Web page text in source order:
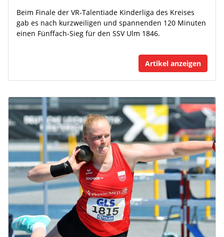
Beim Finale der VR-Talentiade Kinderliga des Kreises
gab es nach kurzweiligen und spannenden 120 Minuten
einen Fünffach-Sieg für den SSV Ulm 1846.
Artikel anzeigen